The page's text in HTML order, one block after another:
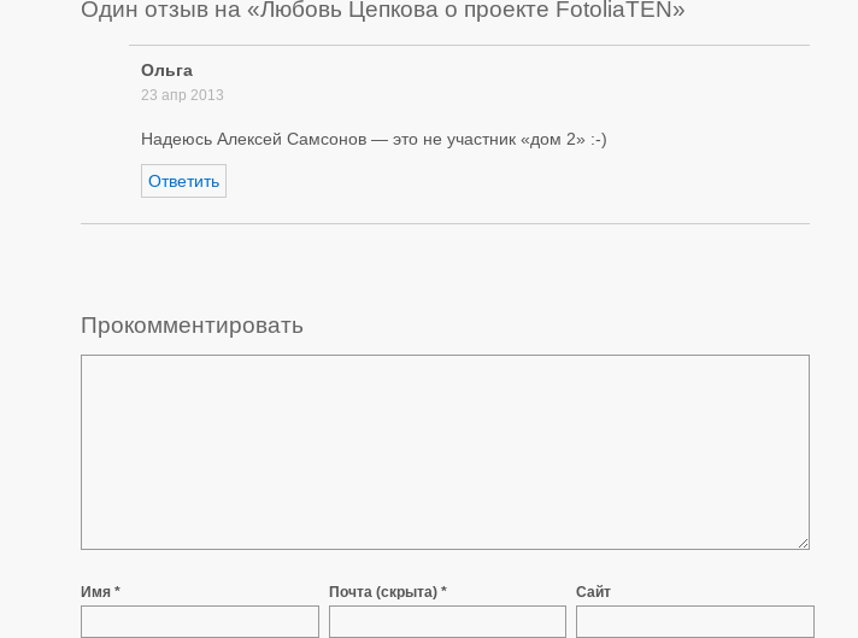
Один отзыв на «Любовь Цепкова о проекте FotoliaTEN»
Ольга
23 апр 2013
Надеюсь Алексей Самсонов — это не участник «дом 2» :-)
Ответить
Прокомментировать
Имя * Почта (скрыта) * Сайт